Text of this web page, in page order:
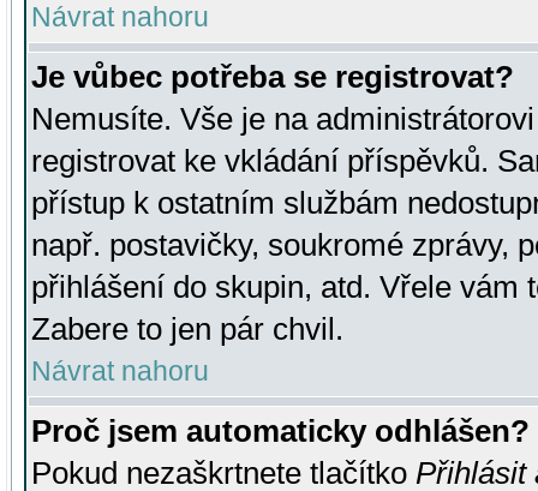
Návrat nahoru
Je vůbec potřeba se registrovat?
Nemusíte. Vše je na
registrovat ke vkládání příspěvků.
přístup k ostatním službám
např. postavičky, soukromé zprávy,
přihlášení do skupin, atd. Vřele vám
Zabere to jen pár chvil.
Návrat nahoru
Proč jsem automaticky odhlášen?
Pokud nezaškrtnete tlačítko Přihlásit